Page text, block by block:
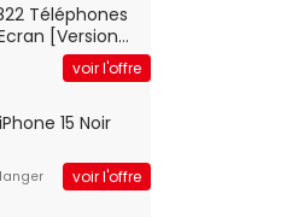
Téléphones
[Version
voir l'offre
15 Noir
voir l'offre